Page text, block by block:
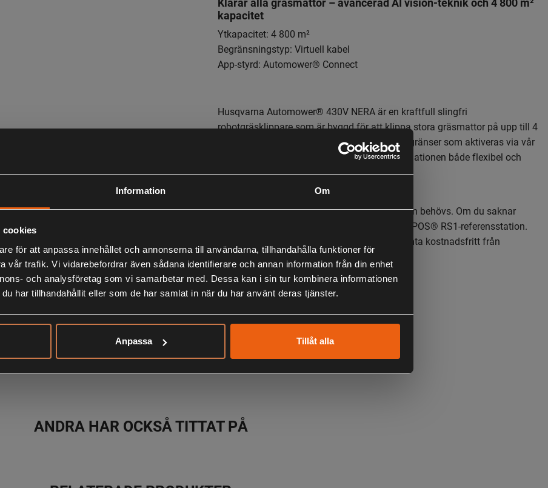
Information Om
cookies
för att anpassa innehållet och annonserna till användarna, tillhandahålla funktioner för
vår trafik. Vi vidarebefordrar även sådana identifierare och annan information från din enhet
och analysföretag som vi samarbetar med. Dessa kan i sin tur kombinera informationen
har tillhandahållit eller som de har samlat in när du har använt deras tjänster.
Anpassa Tillåt alla
kapacitet
Ytkapacitet: 4 800 m²
Begränsningstyp: Virtuell kabel
App-styrd: Automower® Connect
Husqvarna Automower® 430V NERA är en kraftfull slingfri
robotgräsklippare som är byggd för att klippa stora gräsmattor på upp till 4
800 m² med utmärkt precision. Med virtuella gränser som aktiveras via vår
medföljande satellitbaserade teknik blir installationen både flexibel och
robust.
– Mobil- eller Wi-Fi-täckning över hela gräsytan behövs. Om du saknar
internettäckning kan du köpa en Husqvarna EPOS® RS1-referensstation.
– Automower® Connect-appen. Finns att hämta kostnadsfritt från
AppStore och Google Play.
Allt börjar i Automower® Connect-appen, där du skapar individuella och
anpassningsbara arbetsområden liksom tillfälliga avgränsade zoner.
ändringar av gräsmattans layout under säsongen.
yttäckning även i områden med svag satellitsignal.
LIKNANDE PRODUKTER
KÖPS OFTA TILLSAMMANS
ANDRA HAR OCKSÅ TITTAT PÅ